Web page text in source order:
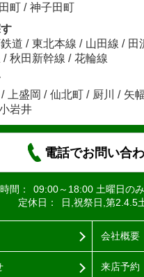
町 / 神子田町
道 / 東北本線 / 山田線 / 田
/ 秋田新幹線 / 花輪線
/ 上盛岡 / 仙北町 / 厨川 / 矢
岩井
電話でお問い合
間：
09:00～18:00 土曜日の
定休日：
日,祝祭日,第2.4.5
会社概要
来店予約